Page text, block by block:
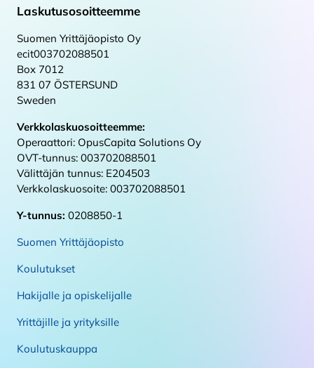
Laskutusosoitteemme
Suomen Yrittäjäopisto Oy
ecit003702088501
Box 7012
831 07 ÖSTERSUND
Sweden
Verkkolaskuosoitteemme:
Operaattori: OpusCapita Solutions Oy
OVT-tunnus: 003702088501
Välittäjän tunnus: E204503
Verkkolaskuosoite: 003702088501
Y-tunnus: 0208850-1
Suomen Yrittäjäopisto
Koulutukset
Hakijalle ja opiskelijalle
Yrittäjille ja yrityksille
Koulutuskauppa